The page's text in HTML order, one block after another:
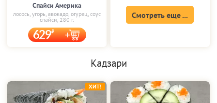
Спайси Америка
лосось, угорь, авокадо, огурец, соус
спайси, 280 г.
629
Смотреть еще ...
Кадзари
ХИТ!